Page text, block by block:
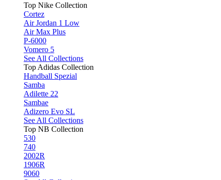
Top Nike Collection
Cortez
Air Jordan 1 Low
Air Max Plus
P-6000
Vomero 5
See All Collections
Top Adidas Collection
Handball Spezial
Samba
Adilette 22
Sambae
Adizero Evo SL
See All Collections
Top NB Collection
530
740
2002R
1906R
9060